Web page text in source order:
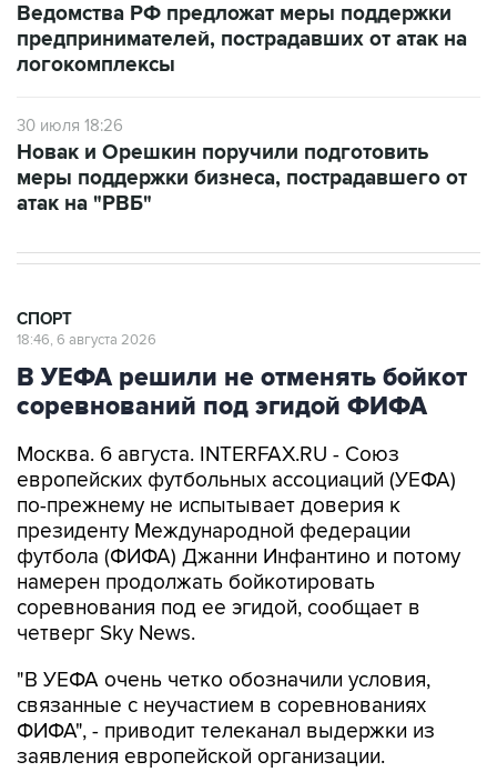
Ведомства РФ предложат меры поддержки
предпринимателей, пострадавших от атак на
логокомплексы
30 июля 18:26
Новак и Орешкин поручили подготовить
меры поддержки бизнеса, пострадавшего от
атак на "РВБ"
СПОРТ
18:46, 6 августа 2026
В УЕФА решили не отменять бойкот
соревнований под эгидой ФИФА
Москва. 6 августа. INTERFAX.RU - Союз
европейских футбольных ассоциаций (УЕФА)
по-прежнему не испытывает доверия к
президенту Международной федерации
футбола (ФИФА) Джанни Инфантино и потому
намерен продолжать бойкотировать
соревнования под ее эгидой, сообщает в
четверг Sky News.
"В УЕФА очень четко обозначили условия,
связанные с неучастием в соревнованиях
ФИФА", - приводит телеканал выдержки из
заявления европейской организации.